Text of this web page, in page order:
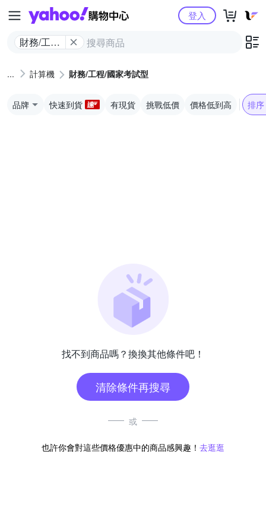
Yahoo購物中心
財務/工程/
型
登入
計算機 財務/工程/國家考試型
品牌 快速到貨 有現貨 挑戰低價 價格低到高 排序
找不到商品嗎？換換其他條件吧！
清除條件再搜尋
或
也許你會對這些價格優惠中的商品感興趣！ 去逛逛